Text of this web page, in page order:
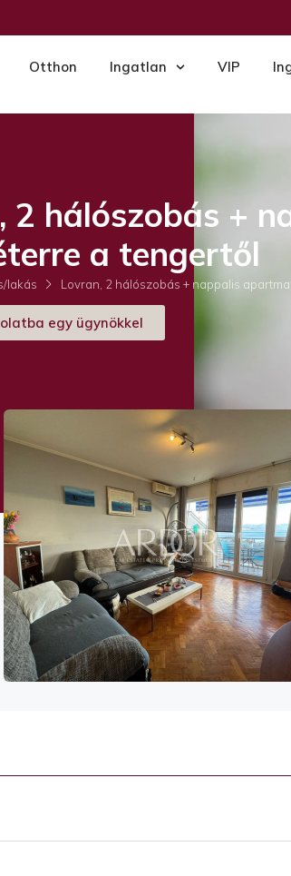
Otthon Ingatlan VIP
2 hálószobás +
a tengertől
lakás Lovran, 2 hálószobás + nappalis
egy ügynökkel